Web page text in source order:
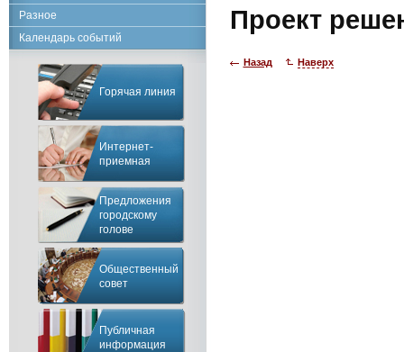
Проект
Назад Наверх
Разное
Календарь событий
Горячая линия
Интернет-
приемная
Предложения
городскому
голове
Общественный
совет
Публичная
информация